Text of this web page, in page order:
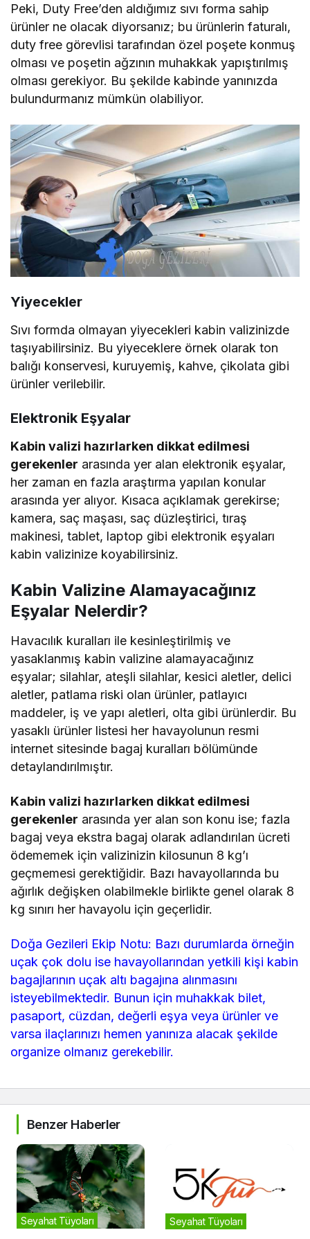
Peki, Duty Free’den aldığımız sıvı forma sahip
ürünler ne olacak diyorsanız; bu ürünlerin faturalı,
duty free görevlisi tarafından özel poşete konmuş
olması ve poşetin ağzının muhakkak yapıştırılmış
olması gerekiyor. Bu şekilde kabinde yanınızda
bulundurmanız mümkün olabiliyor.
Yiyecekler
Sıvı formda olmayan yiyecekleri kabin valizinizde
taşıyabilirsiniz. Bu yiyeceklere örnek olarak ton
balığı konservesi, kuruyemiş, kahve, çikolata gibi
ürünler verilebilir.
Elektronik Eşyalar
Kabin valizi hazırlarken dikkat edilmesi
gerekenler arasında yer alan elektronik eşyalar,
her zaman en fazla araştırma yapılan konular
arasında yer alıyor. Kısaca açıklamak gerekirse;
kamera, saç maşası, saç düzleştirici, tıraş
makinesi, tablet, laptop gibi elektronik eşyaları
kabin valizinize koyabilirsiniz.
Kabin Valizine Alamayacağınız
Eşyalar Nelerdir?
Havacılık kuralları ile kesinleştirilmiş ve
yasaklanmış kabin valizine alamayacağınız
eşyalar; silahlar, ateşli silahlar, kesici aletler, delici
aletler, patlama riski olan ürünler, patlayıcı
maddeler, iş ve yapı aletleri, olta gibi ürünlerdir. Bu
yasaklı ürünler listesi her havayolunun resmi
internet sitesinde bagaj kuralları bölümünde
detaylandırılmıştır.
Kabin valizi hazırlarken dikkat edilmesi
gerekenler arasında yer alan son konu ise; fazla
bagaj veya ekstra bagaj olarak adlandırılan ücreti
ödememek için valizinizin kilosunun 8 kg’ı
geçmemesi gerektiğidir. Bazı havayollarında bu
ağırlık değişken olabilmekle birlikte genel olarak 8
kg sınırı her havayolu için geçerlidir.
Doğa Gezileri Ekip Notu: Bazı durumlarda örneğin
uçak çok dolu ise havayollarından yetkili kişi kabin
bagajlarının uçak altı bagajına alınmasını
isteyebilmektedir. Bunun için muhakkak bilet,
pasaport, cüzdan, değerli eşya veya ürünler ve
varsa ilaçlarınızı hemen yanınıza alacak şekilde
organize olmanız gerekebilir.
Benzer Haberler
Seyahat Tüyoları Seyahat Tüyoları